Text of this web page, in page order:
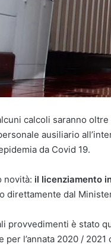
calcoli saranno
ausiliario
da Covid 19.
novità: il licenziamento
direttamente dal
provvedimenti è stato
per l’annata 2020 /